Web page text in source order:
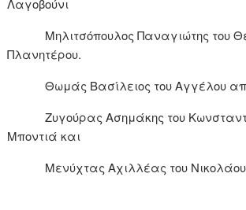
Λαγοβούνι
Μηλιτσόπουλος Παναγιώτης του
Πλανητέρου.
Θωμάς Βασίλειος του Αγγέλου από
Ζυγούρας Ασημάκης του
Μποντιά και
Μενύχτας Αχιλλέας του Νικολάου